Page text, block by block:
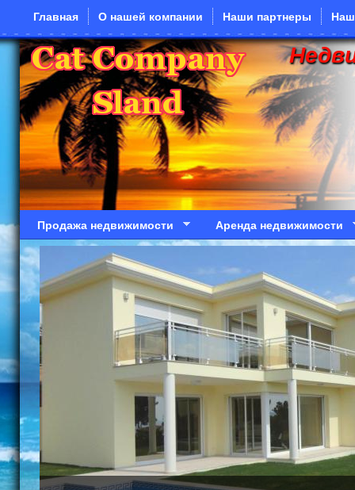
Перейти к основному содержанию
Главная О нашей компании Наши партнеры
Продажа недвижимости Аренда недвижимости